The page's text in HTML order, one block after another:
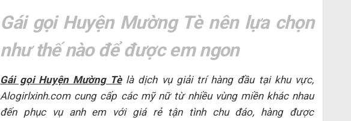
Gái gọi Huyện Mường Tè nên lựa chọn
như thế nào để được em ngon
Gái gọi Huyện Mường Tèlà dịch vụ giải trí hàng đầu tại khu vực,
Alogirlxinh.com cung cấp các mỹ nữ từ nhiều vùng miền khác nhau
đến phục vụ anh em với giá rẻ tận tình chu đáo, hàng được